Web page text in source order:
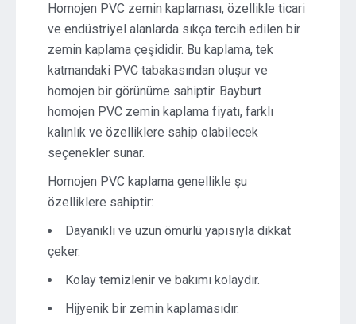
Homojen PVC zemin kaplaması, özellikle ticari
ve endüstriyel alanlarda sıkça tercih edilen bir
zemin kaplama çeşididir. Bu kaplama, tek
katmandaki PVC tabakasından oluşur ve
homojen bir görünüme sahiptir. Bayburt
homojen PVC zemin kaplama fiyatı, farklı
kalınlık ve özelliklere sahip olabilecek
seçenekler sunar.
Homojen PVC kaplama genellikle şu
özelliklere sahiptir:
Dayanıklı ve uzun ömürlü yapısıyla dikkat
çeker.
Kolay temizlenir ve bakımı kolaydır.
Hijyenik bir zemin kaplamasıdır.